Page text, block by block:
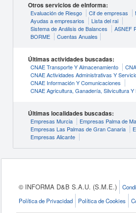
Otros servicios de eInforma:
Evaluación de Riesgo Cif de empresas
Ayudas a empresarios
Lista del rai
Sistema de Análisis de Balances
ASNEF
BORME
Cuentas Anuales
Últimas actividades buscadas:
CNAE Transporte Y Almacenamiento
CNAE Actividades Administrativas Y
CNAE Información Y Comunicaciones
CNAE Agricultura, Ganadería, Silvicultura Y
Últimas localidades buscadas:
Empresas Murcia
Empresas Palma de
Empresas Las Palmas de Gran Canaria
Empresas Alicante
© INFORMA D&B S.A.U. (S.M.E.)
Política de Privacidad
Política de Cookies